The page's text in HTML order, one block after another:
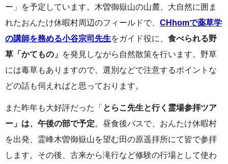
ー」を予定しています。木曽御嶽山の山麓、大自然に囲ま
れたおんたけ休暇村周辺のフィールドで、 CHhomで薬草学
の講師を務める小谷宗司先生をガイド役に、 食べられる野
草「かてもの」 を発見しながら自然散策を行います。野草
には毒草もありますので、選別などで注意するポイントな
どの話も伺えればと思っております。
また昨年も大好評だった「 とらこ先生と行く霊場参拝ツア
ー」は、午後の部で予定。昼食後バスで、おんたけ休暇村
を出発、霊峰木曽御嶽山を望む田の原遥拝所にて皆で参拝
します。その後、古来から滝行など修験の行場として使わ